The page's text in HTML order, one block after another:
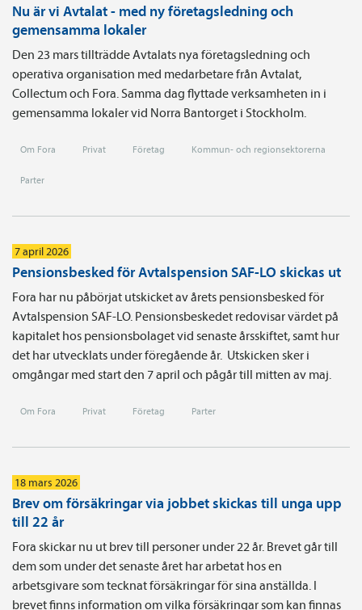
Nu är vi Avtalat - med ny företagsledning och
gemensamma lokaler
Den 23 mars tillträdde Avtalats nya företagsledning och
operativa organisation med medarbetare från Avtalat,
Collectum och Fora. Samma dag flyttade verksamheten in i
gemensamma lokaler vid Norra Bantorget i Stockholm.
Om Fora Privat Företag Kommun- och regionsektorerna
Parter
7 april 2026
Pensionsbesked för Avtalspension SAF-LO skickas ut
Fora har nu påbörjat utskicket av årets pensionsbesked för
Avtalspension SAF-LO. Pensionsbeskedet redovisar värdet på
kapitalet hos pensionsbolaget vid senaste årsskiftet, samt hur
det har utvecklats under föregående år. Utskicken sker i
omgångar med start den 7 april och pågår till mitten av maj.
Om Fora Privat Företag Parter
18 mars 2026
Brev om försäkringar via jobbet skickas till unga upp
till 22 år
Fora skickar nu ut brev till personer under 22 år. Brevet går till
dem som under det senaste året har arbetat hos en
arbetsgivare som tecknat försäkringar för sina anställda. I
brevet finns information om vilka försäkringar som kan finnas